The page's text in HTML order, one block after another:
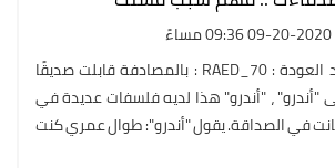
09-20-2020 09:36 مساءً
الكاتب الإعلامي: رائد العودة : RAED_70 : بالمصادفة قابلت صديقًا
"أندرو" ، "أندرو" هذا لديه فلسفات عديدة في
في الصداقة. يقول "أندرو": طوال عمري كنت